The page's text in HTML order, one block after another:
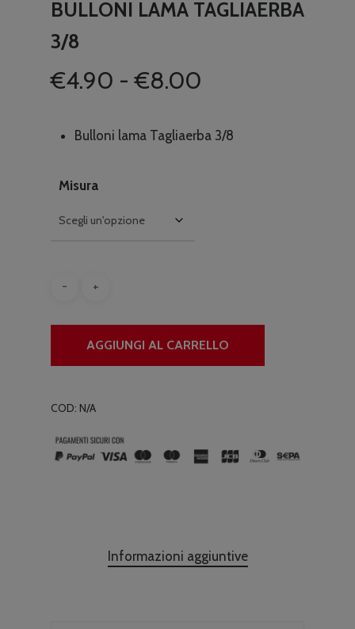
BULLONI LAMA TAGLIAERBA
3/8
€4.90 - €8.00
prezzo:
da
Bulloni lama Tagliaerba 3/8
Misura
AGGIUNGI AL CARRELLO
COD: N/A
Informazioni aggiuntive